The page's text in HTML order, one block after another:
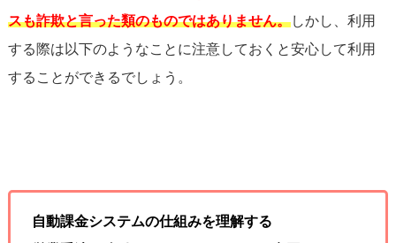
スも詐欺と言った類のものではありません。しかし、利用
する際は以下のようなことに注意しておくと安心して利用
することができるでしょう。
自動課金システムの仕組みを理解する